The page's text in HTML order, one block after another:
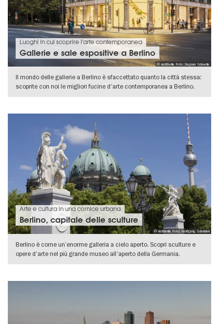
© visitBerlin, Foto: Dagmar Schwelle
Luoghi in cui scoprire l'arte contemporanea
Gallerie e sale espositive a Berlino
Il mondo delle gallerie a Berlino è sfaccettato quanto la città stessa:
scoprite con noi le migliori fucine d'arte contemporanea a Berlino.
© visitberlin, Foto: Wolfgang Scholvien
Arte e cultura in una cornice urbana
Berlino, capitale delle sculture
Berlino è come un’enorme galleria a cielo aperto. Scopri sculture e
opere d'arte nel più grande museo all'aperto della Germania.